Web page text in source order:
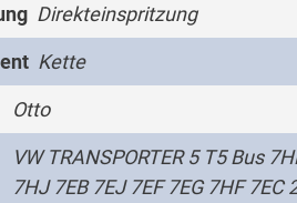
Direkteinspritzung
Kette
Otto
VW TRANSPORTER 5 T5 Bus
7HJ 7EB 7EJ 7EF 7EG 7HF 7EC